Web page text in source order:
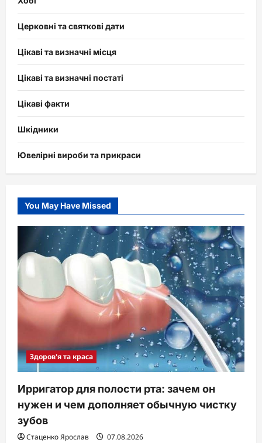
Церковні та святкові дати
Цікаві та визначні місця
Цікаві та визначні постаті
Цікаві факти
Шкідники
Ювелірні вироби та прикраси
You May Have Missed
Здоров'я та краса
Ирригатор для полости рта: зачем он
нужен и чем дополняет обычную чистку
зубов
Стаценко Ярослав 07.08.2026